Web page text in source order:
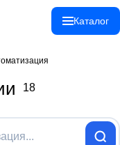
Каталог
18